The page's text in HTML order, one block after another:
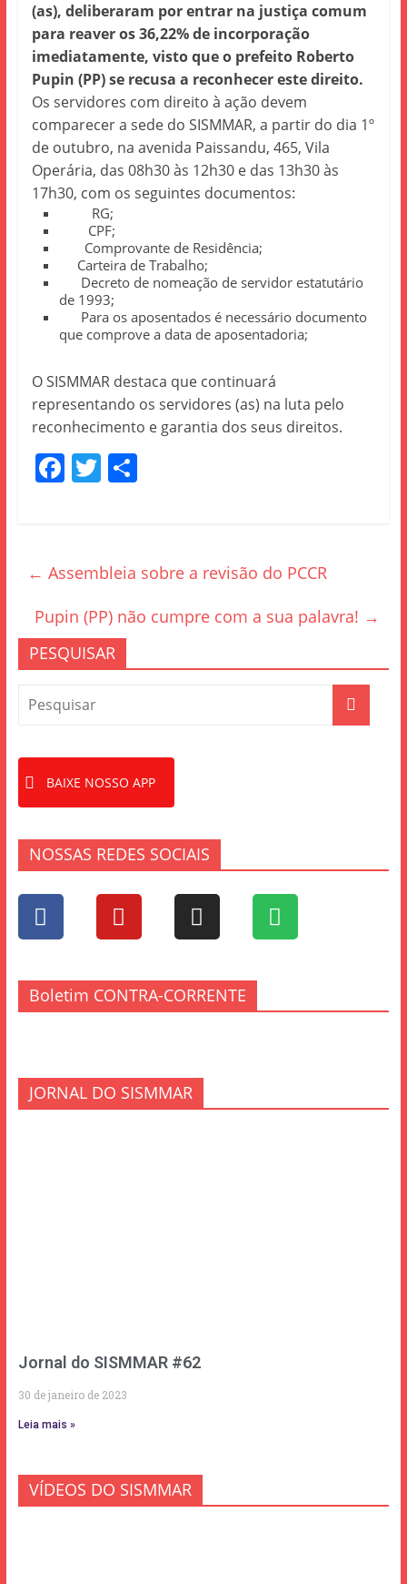
(as), deliberaram por entrar na justiça comum
para reaver os 36,22% de incorporação
imediatamente, visto que o prefeito Roberto
Pupin (PP) se recusa a reconhecer este direito.
Os servidores com direito à ação devem
comparecer a sede do SISMMAR, a partir do dia 1º
de outubro, na avenida Paissandu, 465, Vila
Operária, das 08h30 às 12h30 e das 13h30 às
17h30, com os seguintes documentos:
RG;
CPF;
Comprovante de Residência;
Carteira de Trabalho;
Decreto de nomeação de servidor estatutário
de 1993;
Para os aposentados é necessário documento
que comprove a data de aposentadoria;
O SISMMAR destaca que continuará
representando os servidores (as) na luta pelo
reconhecimento e garantia dos seus direitos.
F
b
o
o
k
T S
← Assembleia sobre a revisão do PCCR
Pupin (PP) não cumpre com a sua palavra! →
PESQUISAR
BAIXE NOSSO APP
NOSSAS REDES SOCIAIS
Boletim CONTRA-CORRENTE
JORNAL DO SISMMAR
Jornal do SISMMAR #62
30 de janeiro de 2023
Leia mais »
VÍDEOS DO SISMMAR